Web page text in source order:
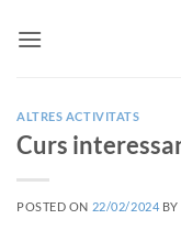
ALTRES ACTIVITATS
Curs
POSTED ON 22/02/2024 BY